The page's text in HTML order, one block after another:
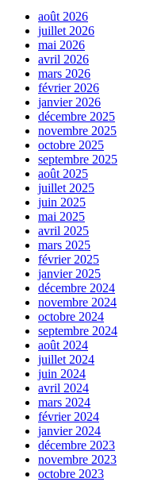
août 2026
juillet 2026
mai 2026
avril 2026
mars 2026
février 2026
janvier 2026
décembre 2025
novembre 2025
octobre 2025
septembre 2025
août 2025
juillet 2025
juin 2025
mai 2025
avril 2025
mars 2025
février 2025
janvier 2025
décembre 2024
novembre 2024
octobre 2024
septembre 2024
août 2024
juillet 2024
juin 2024
avril 2024
mars 2024
février 2024
janvier 2024
décembre 2023
novembre 2023
octobre 2023